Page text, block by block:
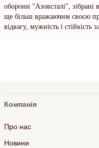
оборони "Азовсталі",
ще більш вражаючим своєю
відвагу, мужність і стійкість
Компанія
Про нас
Новини